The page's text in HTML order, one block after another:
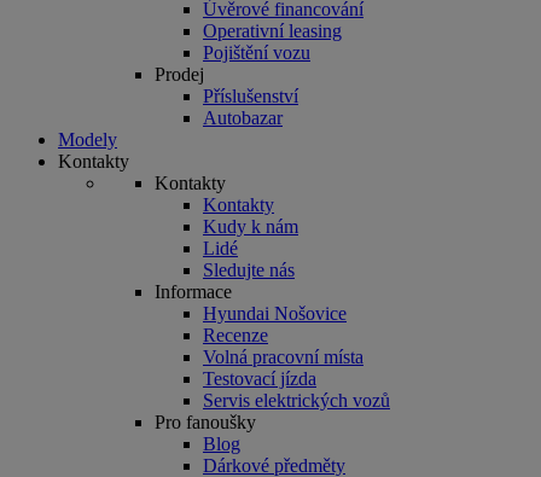
Úvěrové financování
Operativní leasing
Pojištění vozu
Prodej
Příslušenství
Autobazar
Modely
Kontakty
Kontakty
Kontakty
Kudy k nám
Lidé
Sledujte nás
Informace
Hyundai Nošovice
Recenze
Volná pracovní místa
Testovací jízda
Servis elektrických vozů
Pro fanoušky
Blog
Dárkové předměty